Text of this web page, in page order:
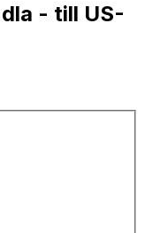
- till US-